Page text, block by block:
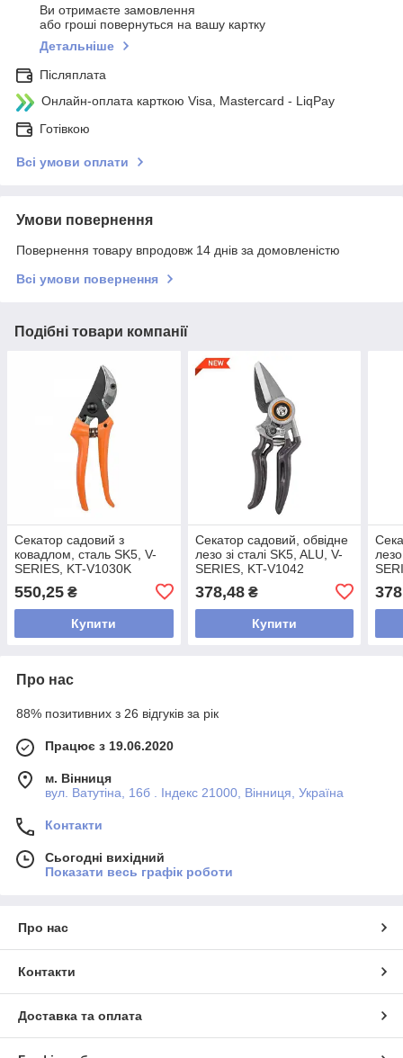
Ви отримаєте замовлення
або гроші повернуться на вашу картку
Детальніше
Післяплата
Онлайн-оплата карткою Visa, Mastercard - LiqPay
Готівкою
Всі умови оплати
Умови повернення
Повернення товару впродовж 14 днів за домовленістю
Всі умови повернення
Подібні товари компанії
Секатор садовий з
ковадлом, сталь SK5, V-
SERIES, KT-V1030K
550,25 ₴
Купити
Секатор садовий, обвідне
лезо зі сталі SK5, ALU, V-
SERIES, KT-V1042
378,48₴
Купити
Про нас
88% позитивних з 26 відгуків за рік
Працює з 19.06.2020
м. Вінниця
вул. Ватутіна, 16б . Індекс 21000, Вінниця, Україна
Контакти
Сьогодні вихідний
Показати весь графік роботи
Про нас
Контакти
Доставка та оплата